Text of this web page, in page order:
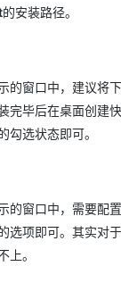
的安装路径。
窗口中，建议将下
完毕后在桌面创建
勾选状态即可。
窗口中，需要配置
选项即可。其实对
上。